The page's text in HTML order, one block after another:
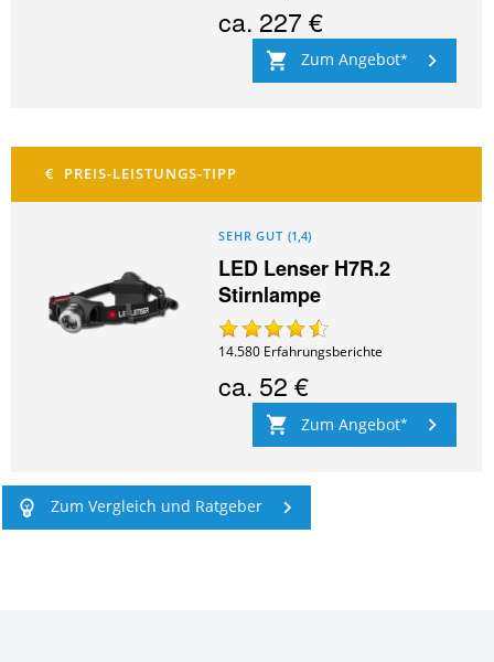
ca.227 €
Zum Angebot
SEHR GUT (1,4)
LED Lenser H7R.2
Stirnlampe
14.580 Erfahrungsberichte
ca. 52 €
Zum Angebot
Zum Vergleich und Ratgeber